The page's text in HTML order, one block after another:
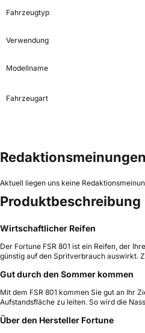
Fahrzeugtyp
Verwendung
Modellname
Fahrzeugart
Redaktionsmeinungen
Aktuell liegen uns keine
Produktbeschreibung
Wirtschaftlicher Reifen
Der Fortune FSR 801 ist ein Reifen, der
günstig auf den Spritverbrauch auswirkt.
Gut durch den Sommer kommen
Mit dem FSR 801 kommen Sie gut an Ihr
Aufstandsfläche zu leiten. So wird die
Über den Hersteller Fortune